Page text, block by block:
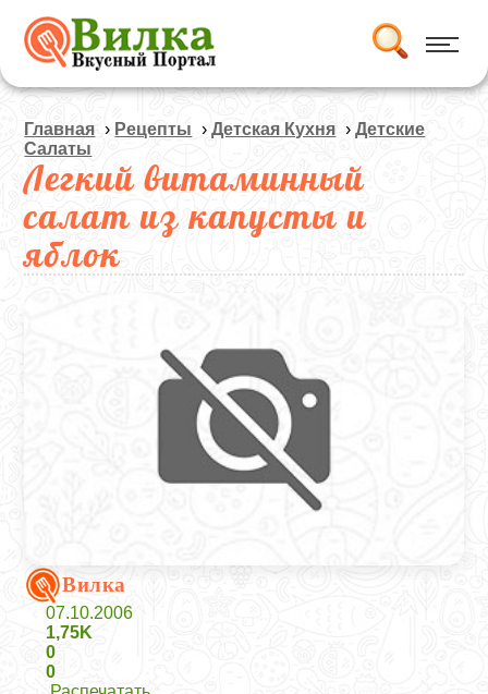
Главная › Рецепты ›Детская Кухня ›Детские
Салаты
Легкий витаминный
салат из капусты и
яблок
Вилка
07.10.2006
1,75K
0
0